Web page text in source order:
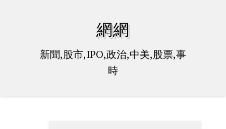
網網
新聞,股市,IPO,政治,中美,股票,事
時